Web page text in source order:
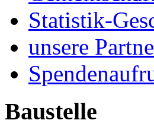
Statistik-
unsere
Baustelle